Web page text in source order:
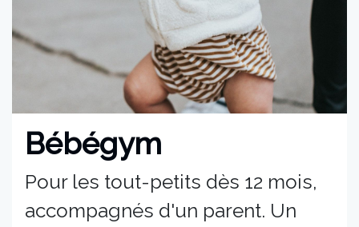
Bébégym
Pour les tout-petits dès 12 mois,
accompagnés d'un parent. Un